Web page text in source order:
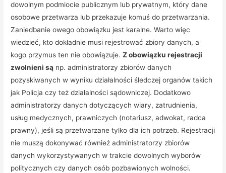
dowolnym podmiocie publicznym lub prywatnym, który dane
osobowe przetwarza lub przekazuje komuś do przetwarzania.
Zaniedbanie owego obowiązku jest karalne. Warto więc
wiedzieć, kto dokładnie musi rejestrować zbiory danych, a
kogo przymus ten nie obowiązuje.Z obowiązku rejestracji
zwolnieni są np. administratorzy zbiorów danych
pozyskiwanych w wyniku działalności śledczej organów takich
jak Policja czy też działalności sądowniczej. Dodatkowo
administratorzy danych dotyczących wiary, zatrudnienia,
usług medycznych, prawniczych (notariusz, adwokat, radca
prawny), jeśli są przetwarzane tylko dla ich potrzeb. Rejestracji
nie muszą dokonywać również administratorzy zbiorów
danych wykorzystywanych w trakcie dowolnych wyborów
politycznych czy danych osób pozbawionych wolności.